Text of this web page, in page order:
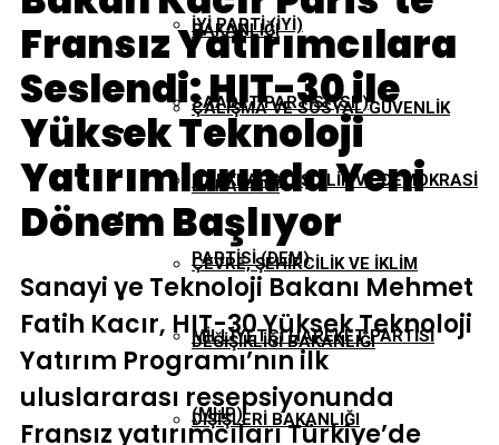
İYI PARTI (İYİ)
SAADET PARTISI (SP)
HALKLARIN EŞITLIK VE DEMOKRASI
PARTISI (DEM)
MILLIYETÇI HAREKET PARTISI
(MHP)
BAKANLIĞI
ÇALIŞMA VE SOSYAL GÜVENLIK
BAKANLIĞI
ÇEVRE, ŞEHIRCILIK VE İKLIM
DEĞIŞIKLIĞI BAKANLIĞI
DIŞIŞLERI BAKANLIĞI
GÜNDEM
TBMM
YEREL YÖNETIMLER
Fransız Yatırımcılara
Seslendi: HIT-30 ile
Yüksek Teknoloji
Yatırımlarında Yeni
Dönem Başlıyor
Sanayi ve Teknoloji Bakanı Mehmet
Fatih Kacır, HIT-30 Yüksek Teknoloji
Yatırım Programı’nın ilk
uluslararası resepsiyonunda
Fransız yatırımcıları Türkiye’de